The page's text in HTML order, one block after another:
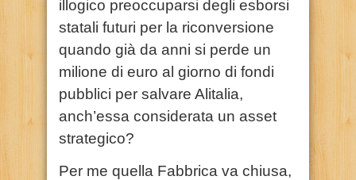
illogico preoccuparsi degli esborsi
statali futuri per la riconversione
quando già da anni si perde un
milione di euro al giorno di fondi
pubblici per salvare Alitalia,
anch’essa considerata un asset
strategico?
Per me quella Fabbrica va chiusa,